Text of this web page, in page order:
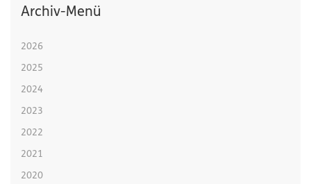
Archiv-Menü
2026
2025
2024
2023
2022
2021
2020